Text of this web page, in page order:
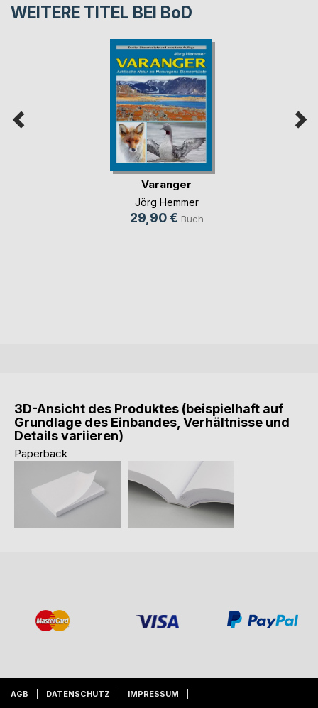
WEITERE TITEL BEI BoD
Varanger
Jörg Hemmer
29,90 € Buch
3D-Ansicht des Produktes (beispielhaft auf
Grundlage des Einbandes, Verhältnisse und
Details variieren)
Paperback
AGB DATENSCHUTZ IMPRESSUM